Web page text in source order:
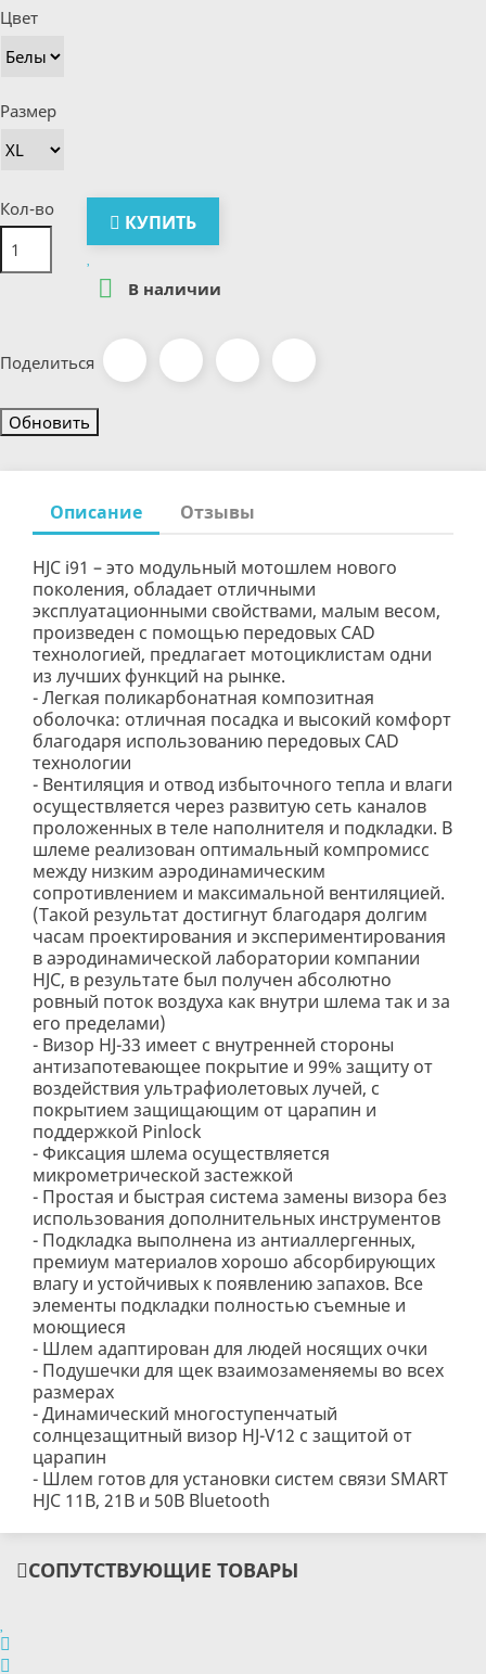
Цвет
Размер
Кол-во
КУПИТЬ
 В наличии
Поделиться
Описание Отзывы
HJC i91 – это модульный мотошлем нового
поколения, обладает отличными
эксплуатационными свойствами, малым весом,
произведен с помощью передовых CAD
технологией, предлагает мотоциклистам одни
из лучших функций на рынке.
- Легкая поликарбонатная композитная
оболочка: отличная посадка и высокий комфорт
благодаря использованию передовых CAD
технологии
- Вентиляция и отвод избыточного тепла и влаги
осуществляется через развитую сеть каналов
проложенных в теле наполнителя и подкладки. В
шлеме реализован оптимальный компромисс
между низким аэродинамическим
сопротивлением и максимальной вентиляцией.
(Такой результат достигнут благодаря долгим
часам проектирования и экспериментирования
в аэродинамической лаборатории компании
HJC, в результате был получен абсолютно
ровный поток воздуха как внутри шлема так и за
его пределами)
- Визор HJ-33 имеет с внутренней стороны
антизапотевающее покрытие и 99% защиту от
воздействия ультрафиолетовых лучей, с
покрытием защищающим от царапин и
поддержкой Pinlock
- Фиксация шлема осуществляется
микрометрической застежкой
- Простая и быстрая система замены визора без
использования дополнительных инструментов
- Подкладка выполнена из антиаллергенных,
премиум материалов хорошо абсорбирующих
влагу и устойчивых к появлению запахов. Все
элементы подкладки полностью съемные и
моющиеся
- Шлем адаптирован для людей носящих очки
- Подушечки для щек взаимозаменяемы во всех
размерах
- Динамический многоступенчатый
солнцезащитный визор HJ-V12 с защитой от
царапин
- Шлем готов для установки систем связи SMART
HJC 11B, 21B и 50B Bluetooth
СОПУТСТВУЮЩИЕ ТОВАРЫ